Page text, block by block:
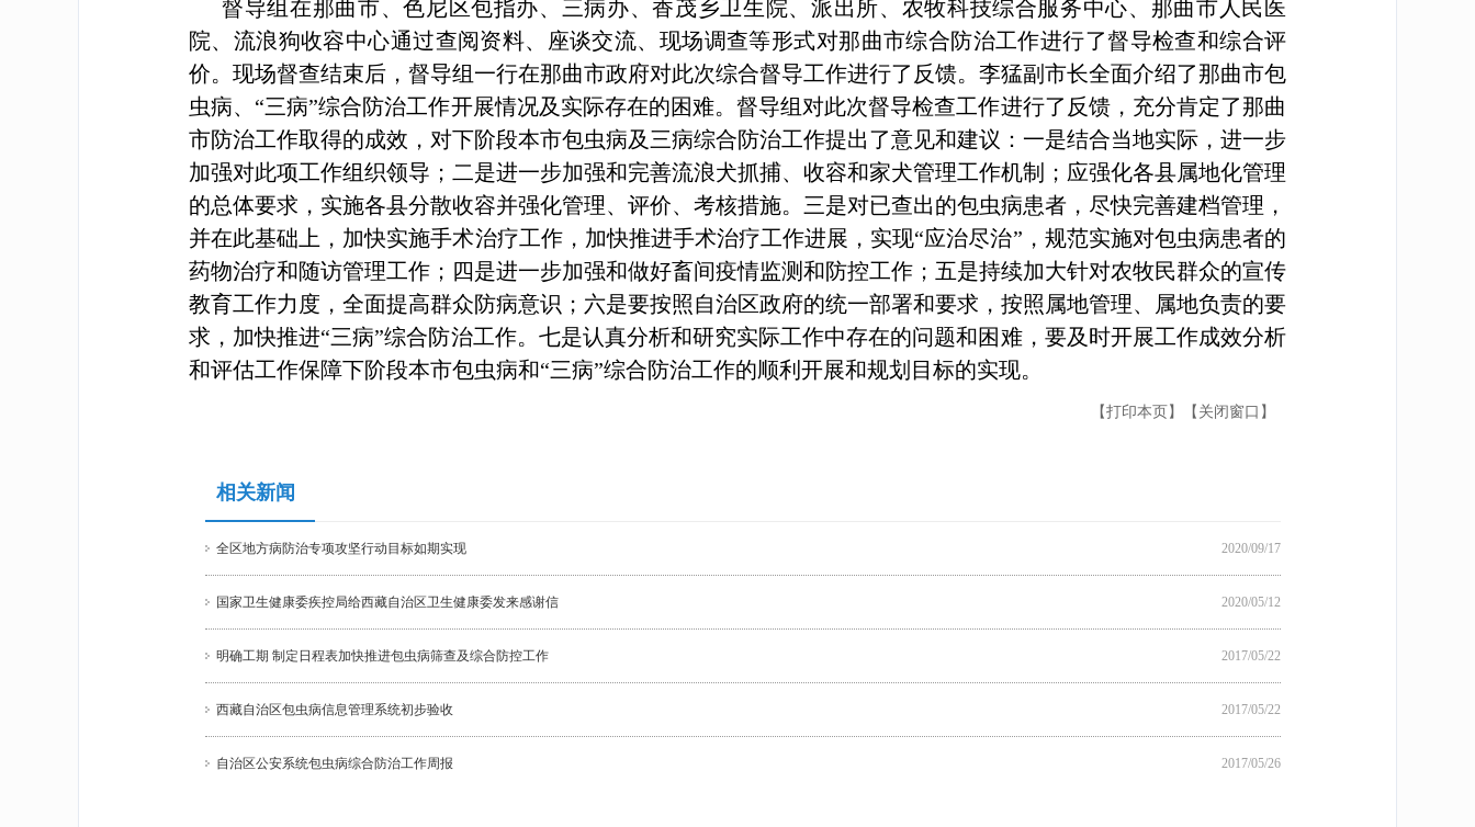
督导组在那曲市、色尼区包指办、三病办、香茂乡卫生院、派出所、农牧科技综合服务中心、那曲市人民医
院、流浪狗收容中心通过查阅资料、座谈交流、现场调查等形式对那曲市综合防治工作进行了督导检查和综合评
价。现场督查结束后，督导组一行在那曲市政府对此次综合督导工作进行了反馈。李猛副市长全面介绍了那曲市包
虫病、“三病”综合防治工作开展情况及实际存在的困难。督导组对此次督导检查工作进行了反馈，充分肯定了那曲
市防治工作取得的成效，对下阶段本市包虫病及三病综合防治工作提出了意见和建议：一是结合当地实际，进一步
加强对此项工作组织领导；二是进一步加强和完善流浪犬抓捕、收容和家犬管理工作机制；应强化各县属地化管理
的总体要求，实施各县分散收容并强化管理、评价、考核措施。三是对已查出的包虫病患者，尽快完善建档管理，
并在此基础上，加快实施手术治疗工作，加快推进手术治疗工作进展，实现“应治尽治”，规范实施对包虫病患者的
药物治疗和随访管理工作；四是进一步加强和做好畜间疫情监测和防控工作；五是持续加大针对农牧民群众的宣传
教育工作力度，全面提高群众防病意识；六是要按照自治区政府的统一部署和要求，按照属地管理、属地负责的要
求，加快推进“三病”综合防治工作。七是认真分析和研究实际工作中存在的问题和困难，要及时开展工作成效分析
和评估工作保障下阶段本市包虫病和“三病”综合防治工作的顺利开展和规划目标的实现。
【关闭窗口】
【打印本页】
相关新闻
全区地方病防治专项攻坚行动目标如期实现 2020/09/17
国家卫生健康委疾控局给西藏自治区卫生健康委发来感谢信 2020/05/12
明确工期 制定日程表加快推进包虫病筛查及综合防控工作 2017/05/22
西藏自治区包虫病信息管理系统初步验收 2017/05/22
自治区公安系统包虫病综合防治工作周报 2017/05/26